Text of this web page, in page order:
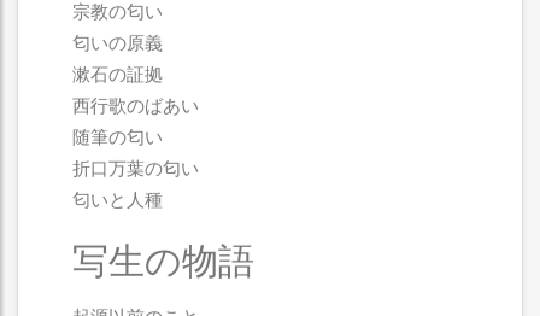
宗教の匂い
匂いの原義
漱石の証拠
西行歌のばあい
随筆の匂い
折口万葉の匂い
匂いと人種
写生の物語